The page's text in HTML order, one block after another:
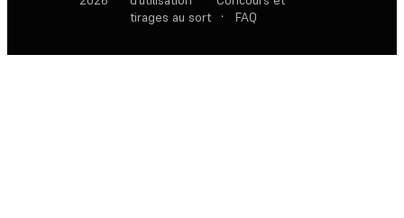
tirages au sort
· FAQ